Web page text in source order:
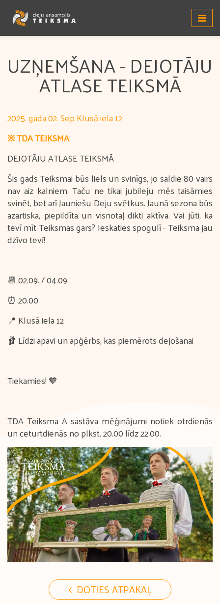
UZŅEMŠANA - DEJOTĀJU
ATLASE TEIKSMĀ
2025. gada 02. Sep Klusā iela 12
※ TDA TEIKSMA
DEJOTĀJU ATLASE TEIKSMĀ
Šis gads Teiksmai būs liels un svinīgs, jo saldie 80 vairs
nav aiz kalniem. Taču ne tikai jubileju mēs taisāmies
svinēt, bet arī Jauniešu Deju svētkus. Jaunā sezona būs
azartiska, piepildīta un visnotaļ dikti aktīva. Vai jūti, ka
tevī mīt Teiksmas gars? Ieskaties spogulī - Teiksma jau
dzīvo tevī!
📆 02.09. / 04.09.
⏰ 20.00
📍 Klusā iela 12
🩰 Līdzi apavi un apģērbs, kas piemērots dejošanai
Tiekamies! 🧡
TDA Teiksma A sastāva mēģinājumi notiek otrdienās
un ceturtdienās no plkst. 20.00 līdz 22.00.
DOTIES ATPAKAĻ